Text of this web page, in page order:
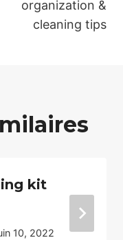
organization &
cleaning tips
kit
10, 2022